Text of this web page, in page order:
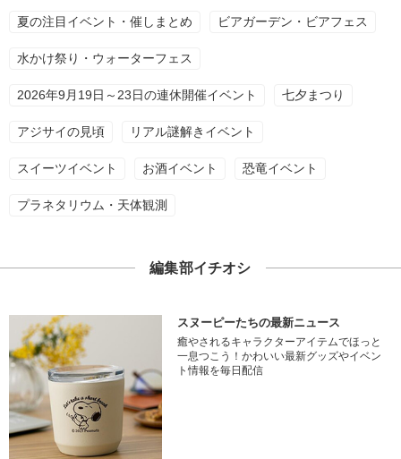
夏の注目イベント・催しまとめ ビアガーデン・ビアフェス
水かけ祭り・ウォーターフェス
2026年9月19日～23日の連休開催イベント 七夕まつり
アジサイの見頃 リアル謎解きイベント
スイーツイベント お酒イベント 恐竜イベント
プラネタリウム・天体観測
編集部イチオシ
スヌーピーたちの最新ニュース
癒やされるキャラクターアイテムでほっと
一息つこう！かわいい最新グッズやイベン
ト情報を毎日配信